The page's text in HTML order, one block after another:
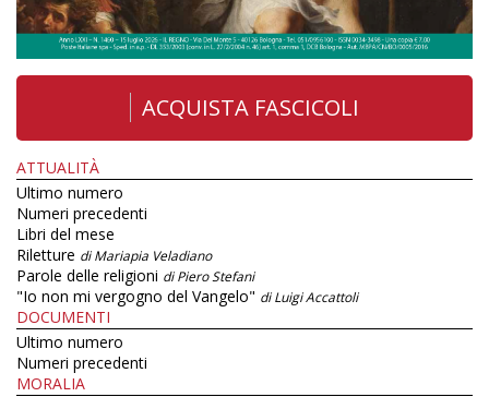
ACQUISTA FASCICOLI
ATTUALITÀ
Ultimo numero
Numeri precedenti
Libri del mese
Riletture di Mariapia Veladiano
Parole delle religioni di Piero Stefani
"Io non mi vergogno del Vangelo" di Luigi Accattoli
DOCUMENTI
Ultimo numero
Numeri precedenti
MORALIA